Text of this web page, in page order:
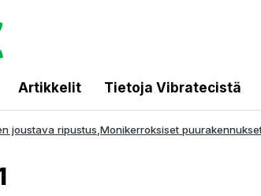
Artikkelit Tietoja Vibratecistä
joustava ripustus,Monikerroksiset